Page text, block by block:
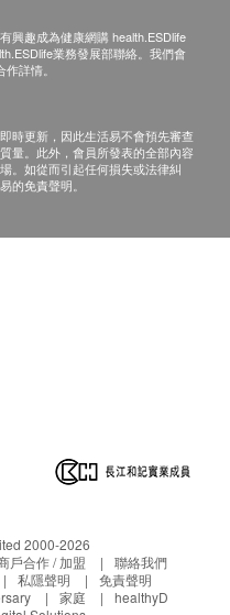
興趣成為健康網購 health.ESDlife
業務發展部聯絡。我們會
詳情。
時更新，因此生活易不會預先審查
量。此外，會員所發表的全部內容
。如從而引起任何損失或法律糾
的免責聲明。
2000-2026
戶合作 / 加盟
聯絡我們
私隱聲明
免責聲明
家庭
healthyD